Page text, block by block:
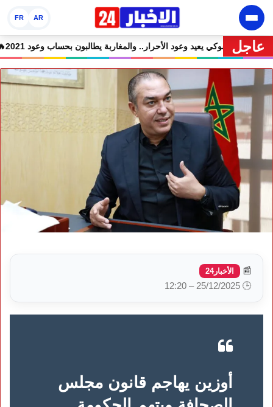
AR
FR
عاجل
جميع المتهمين في حالة سراح🔥 شوكي يعيد وعود الأحرار.. والمغاربة يطالبون
📰 الأخبار24
🕒 25/12/2025 – 12:20
أوزين يهاجم قانون مجلس